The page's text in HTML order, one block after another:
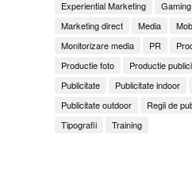
Experiential Marketing
Gaming
Marketing direct
Media
Monitorizare media
PR
Productie foto
Productie
Publicitate
Publicitate indoor
Publicitate outdoor
Regii de
Tipografii
Training